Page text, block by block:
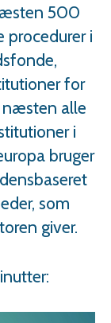
500
procedurer i
for
næsten alle
i
bruger
som
giver.